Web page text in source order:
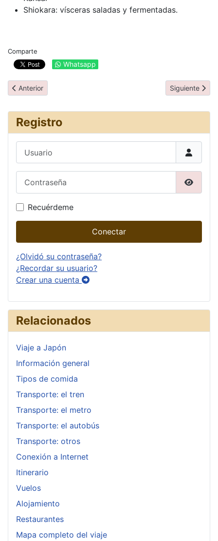
Shiokara: vísceras saladas y fermentadas.
Comparte
Whatsapp
Artículo anterior: Información general
Anterior Artículo
Siguiente
Registro
Recuérdeme
Conectar
¿Olvidó su contraseña?
¿Recordar su usuario?
Crear una cuenta
Relacionados
Viaje a Japón
Información general
Tipos de comida
Transporte: el tren
Transporte: el metro
Transporte: el autobús
Transporte: otros
Conexión a Internet
Itinerario
Vuelos
Alojamiento
Restaurantes
Mapa completo del viaje